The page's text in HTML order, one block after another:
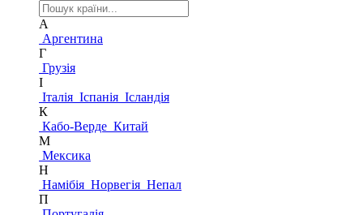
А
Аргентина
Г
Грузія
І
Італія Іспанія Ісландія
К
Кабо-Верде Китай
М
Мексика
Н
Намібія Норвегія Непал
П